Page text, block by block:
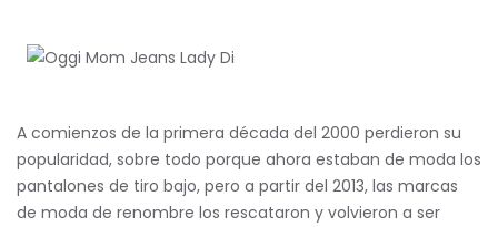
A comienzos de la primera década del 2000 perdieron su
popularidad, sobre todo porque ahora estaban de moda los
pantalones de tiro bajo, pero a partir del 2013, las marcas
de moda de renombre los rescataron y volvieron a ser